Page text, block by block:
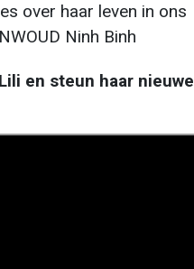
over haar leven in ons
Ninh Binh
en steun haar nieuwe